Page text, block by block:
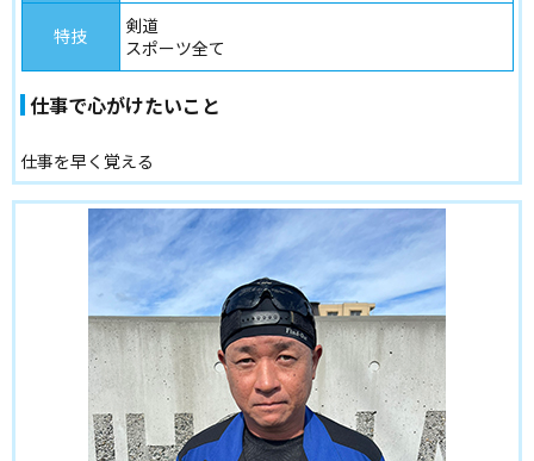
特技
剣道
スポーツ全て
仕事で心がけたいこと
仕事を早く覚える